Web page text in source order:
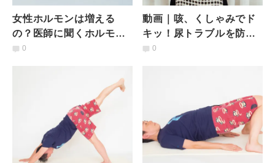
女性ホルモンは増える
の？医師に聞くホルモン
に関する５つの疑問
0
動画｜咳、くしゃみでド
キッ！尿トラブルを防ぐ
「骨盤底筋トレ」にはお
0